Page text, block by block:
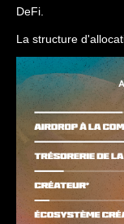
DeFi.
La structure